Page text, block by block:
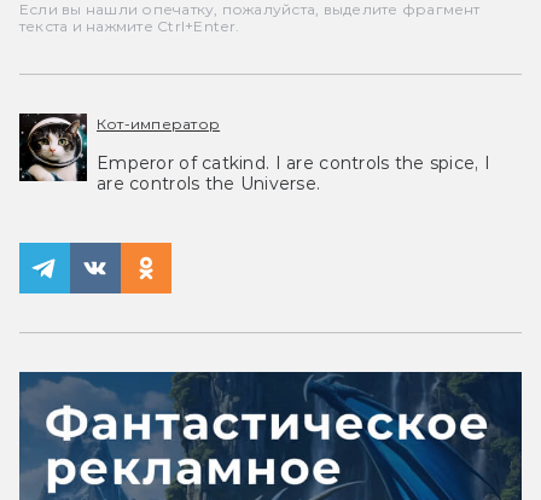
Если вы нашли опечатку, пожалуйста, выделите фрагмент
текста и нажмите Ctrl+Enter.
Кот-император
Emperor of catkind. I are controls the spice, I
are controls the Universe.